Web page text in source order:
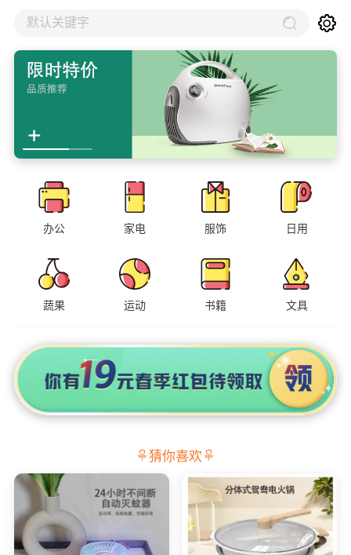
默认关键字
办公 家电 服饰 日用
蔬果 运动 书籍 文具
猜你喜欢